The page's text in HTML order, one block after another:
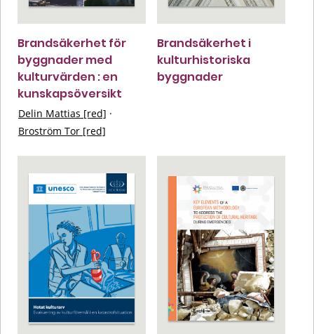
Brandsäkerhet för
byggnader med
kulturvärden : en
kunskapsöversikt
Delin Mattias [red] ·
Broström Tor [red]
Brandsäkerhet i
kulturhistoriska
byggnader